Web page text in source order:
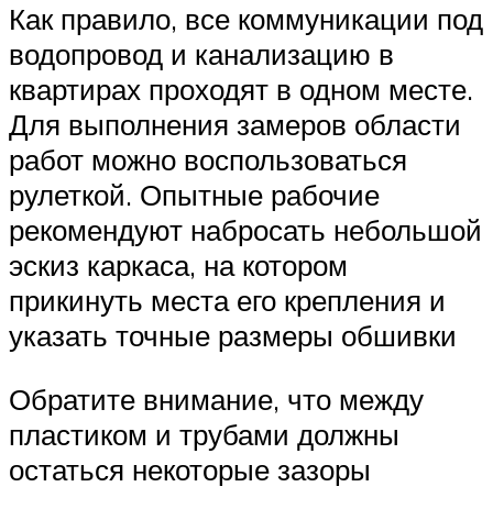
Как правило, все коммуникации под
водопровод и канализацию в
квартирах проходят в одном месте.
Для выполнения замеров области
работ можно воспользоваться
рулеткой. Опытные рабочие
рекомендуют набросать небольшой
эскиз каркаса, на котором
прикинуть места его крепления и
указать точные размеры обшивки
Обратите внимание, что между
пластиком и трубами должны
остаться некоторые зазоры